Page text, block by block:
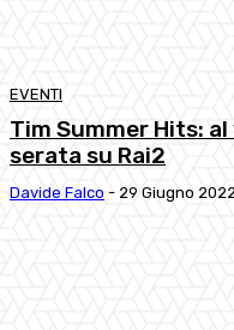
EVENTI
Tim Summer Hits:
serata su Rai2
Davide Falco - 29 Giugno